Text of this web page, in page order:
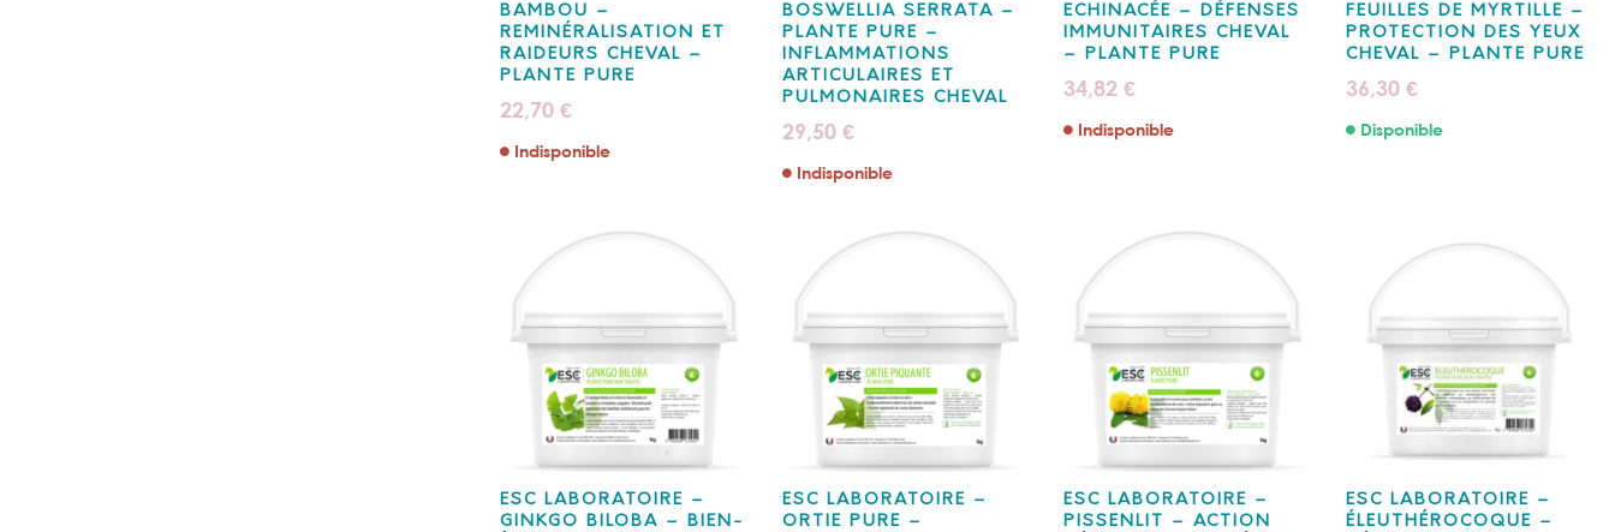
BAMBOU –
REMINÉRALISATION ET
RAIDEURS CHEVAL –
PLANTE PURE
22,70 €
Indisponible
BOSWELLIA SERRATA –
PLANTE PURE –
INFLAMMATIONS
ARTICULAIRES ET
PULMONAIRES CHEVAL
29,50 €
Indisponible
ECHINACÉE – DÉFENSES
IMMUNITAIRES CHEVAL
– PLANTE PURE
34,82 €
Indisponible
FEUILLES DE MYRTILLE –
PROTECTION DES YEUX
CHEVAL – PLANTE PURE
36,30 €
Disponible
ESC LABORATOIRE –
GINKGO BILOBA – BIEN-
ESC LABORATOIRE –
ORTIE PURE –
ESC LABORATOIRE –
PISSENLIT – ACTION
ESC LABORATOIRE –
ÉLEUTHÉROCOQUE –